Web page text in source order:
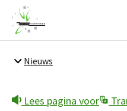
Snel naar
Bestuur en
Nieuws
Lees pagina voor